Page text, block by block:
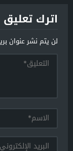
اترك تعليق
لن يتم نشر عنوان